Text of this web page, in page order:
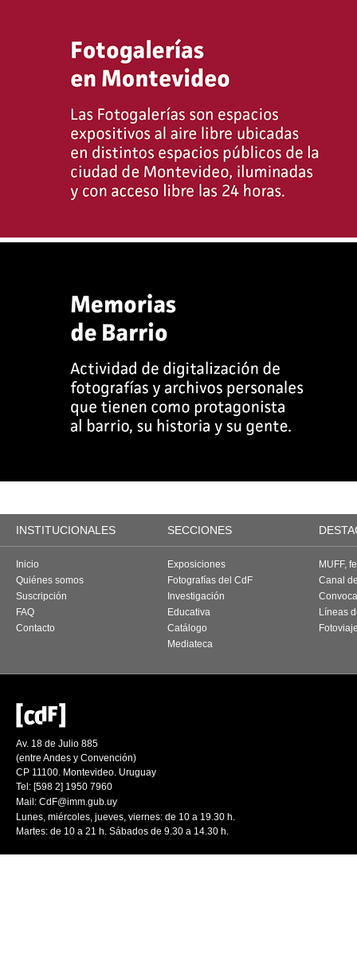
INSTITUCIONALES SECCIONES
Inicio
Quiénes somos
Suscripción
FAQ
Contacto
Exposiciones
Fotografías del CdF
Investigación
Educativa
Catálogo
Mediateca
MUFF,
Canal
Líneas
Av. 18 de Julio 885
(entre Andes y Convención)
CP 11100. Montevideo. Uruguay
Tel: [598 2] 1950 7960
Mail: CdF@imm.gub.uy
Lunes, miércoles, jueves, viernes: de 10 a 19.30 h.
Martes: de 10 a 21 h. Sábados de 9.30 a 14.30 h.